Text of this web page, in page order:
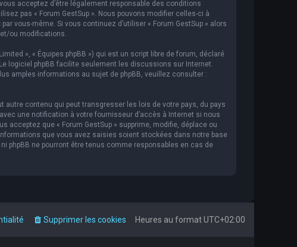
acceptez d’être légalement responsable des conditions
pas « Forum GestSup ». Nous pouvons modifier celles-ci à
vous-même. Si vous continuez d’utiliser « Forum GestSup » alors
ou modifications.
», « Équipes phpBB ») qui est un script libre de forum, déclaré
logiciel phpBB facilite seulement les discussions sur Internet.
amples informations au sujet de phpBB, veuillez consulter :
contenu qui peut transgresser les lois de votre pays, du pays
une notification à votre fournisseur d’accès à Internet si nous
que « Forum GestSup » supprime, modifie, déplace ou
que vous avez saisies soient stockées dans notre base
phpBB ne pourront être tenus comme responsables en cas de
Heures au formatUTC+02:00
Supprimer les cookies